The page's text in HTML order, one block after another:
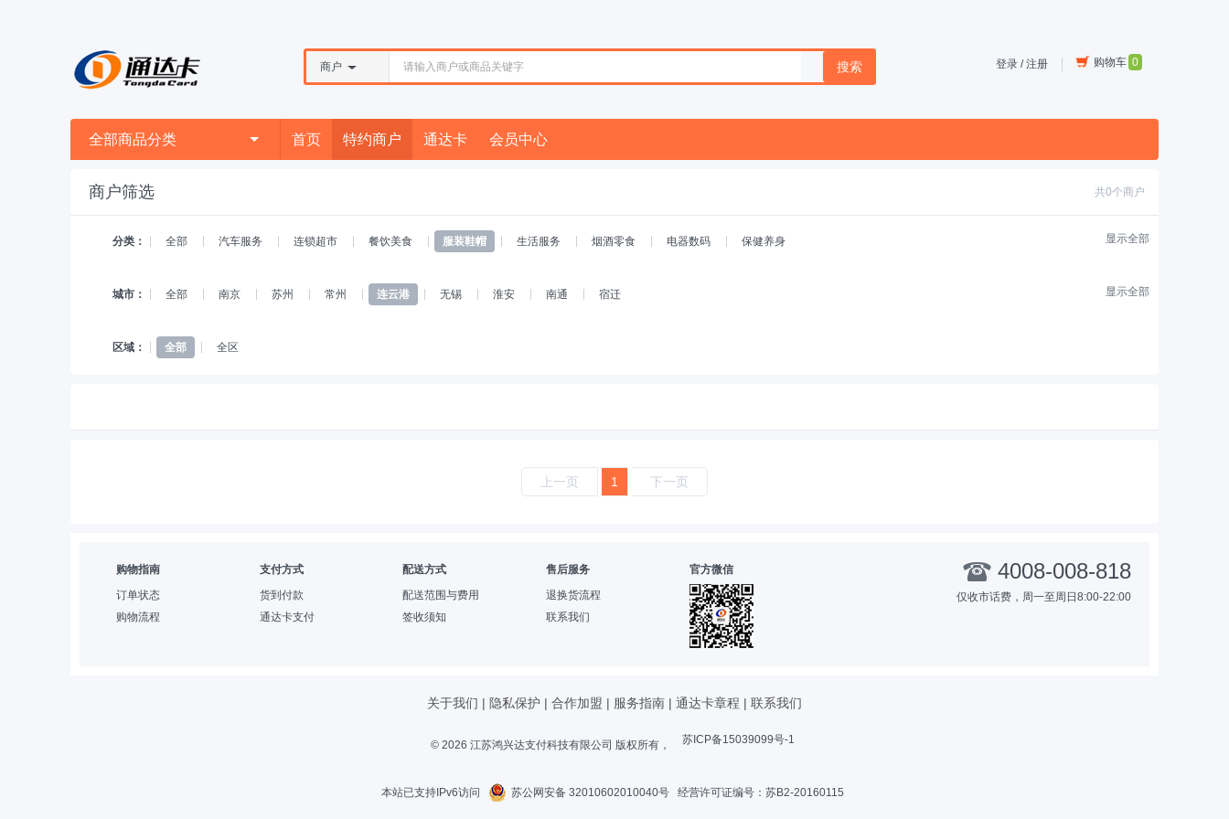
登录 /注册
商户 搜索 购物车 0
全部商品分类 首页 特约商户 通达卡 会员中心
商户筛选 共0个商户
分类： 全部 汽车服务 连锁超市 餐饮美食 服装鞋帽 生活服务 烟酒零食 电器数码 保健养身 显示全部
城市： 全部 南京 苏州 常州 连云港 无锡 淮安 南通 宿迁 显示全部
区域： 全部 全区
上一页 1 下一页
购物指南
订单状态
购物流程
支付方式
货到付款
通达卡支付
配送方式
配送范围与费用
签收须知
售后服务
退换货流程
联系我们
官方微信 4008-008-818
仅收市话费，周一至周日8:00-22:00
关于我们 | 隐私保护 | 合作加盟 | 服务指南 | 通达卡章程 | 联系我们
© 2026 江苏鸿兴达支付科技有限公司 版权所有， 苏ICP备15039099号-1
本站已支持IPv6访问 苏公网安备 32010602010040号 经营许可证编号：苏B2-20160115